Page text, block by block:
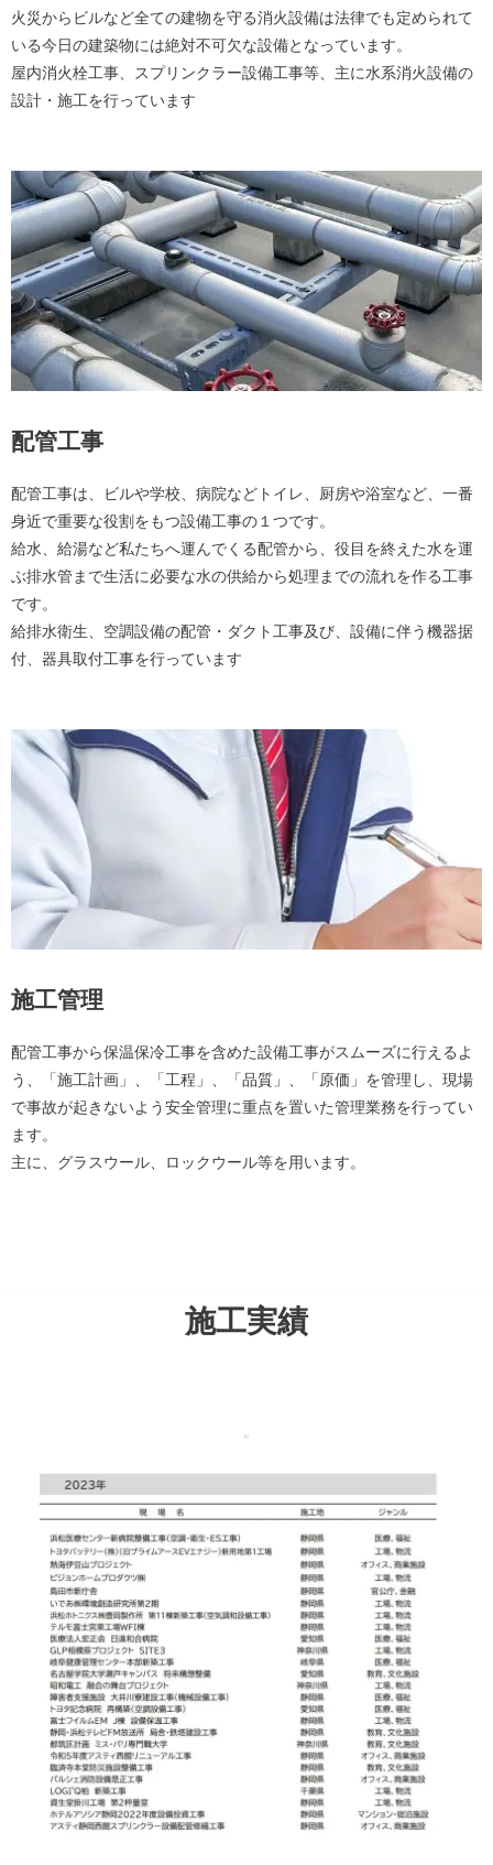
火災からビルなど全ての建物を守る消火設備は法律でも定められて
いる今日の建築物には絶対不可欠な設備となっています。
屋内消火栓工事、スプリンクラー設備工事等、主に水系消火設備の
設計・施工を行っています
配管工事
配管工事は、ビルや学校、病院などトイレ、厨房や浴室など、一番
身近で重要な役割をもつ設備工事の１つです。
給水、給湯など私たちへ運んでくる配管から、役目を終えた水を運
ぶ排水管まで生活に必要な水の供給から処理までの流れを作る工事
です。
給排水衛生、空調設備の配管・ダクト工事及び、設備に伴う機器据
付、器具取付工事を行っています
施工管理
配管工事から保温保冷工事を含めた設備工事がスムーズに行えるよ
う、「施工計画」、「工程」、「品質」、「原価」を管理し、現場
で事故が起きないよう安全管理に重点を置いた管理業務を行ってい
ます。
主に、グラスウール、ロックウール等を用います。
施工実績